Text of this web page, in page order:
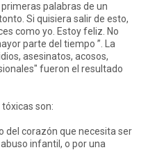
palabras de un
Si quisiera salir de esto,
como yo. Estoy feliz. No
parte del tiempo ”. La
asesinatos, acosos,
fueron el resultado
son:
del corazón que necesita ser
infantil, o por una